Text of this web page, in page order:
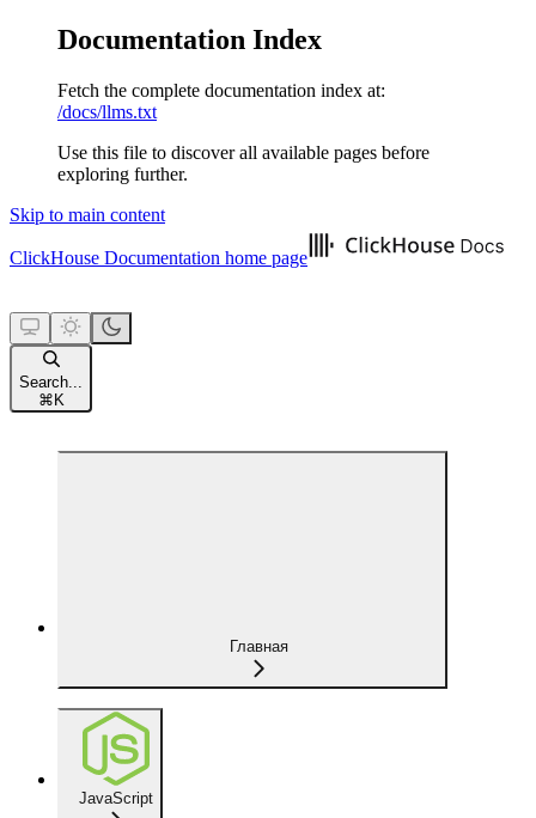
Documentation Index
Fetch the complete documentation index at:
/docs/llms.txt
Use this file to discover all available pages before
exploring further.
Skip to main content
ClickHouse Documentation home page
Search...
⌘ K
Главная
JavaScript